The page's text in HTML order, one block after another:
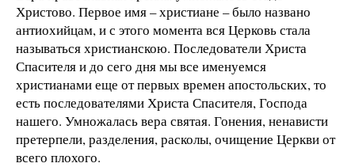
Христово. Первое имя – христиане – было названо
антиохийцам, и с этого момента вся Церковь стала
называться христианскою. Последователи Христа
Спасителя и до сего дня мы все именуемся
христианами еще от первых времен апостольских, то
есть последователями Христа Спасителя, Господа
нашего. Умножалась вера святая. Гонения, ненависти
претерпели, разделения, расколы, очищение Церкви от
всего плохого.